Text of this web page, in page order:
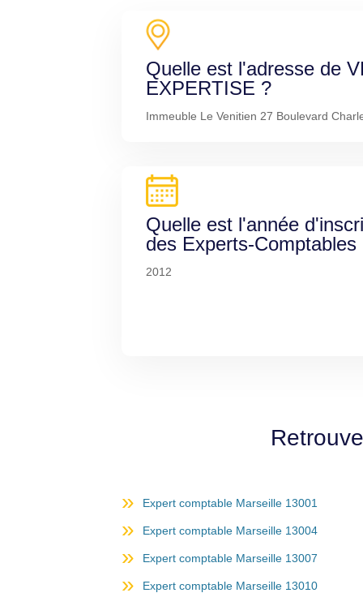
Quelle est l'adresse de
EXPERTISE ?
Immeuble Le Venitien 27 Boulevard
Quelle est l'année
des Experts-Comptables
2012
Expert comptable Marseille 13001
Expert comptable Marseille 13004
Expert comptable Marseille 13007
Expert comptable Marseille 13010